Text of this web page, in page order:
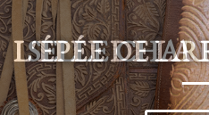
L'ÉPÉE DE LA